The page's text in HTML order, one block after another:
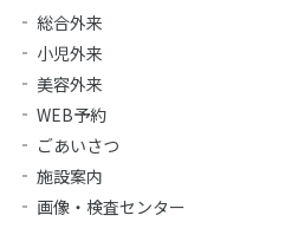
総合外来
小児外来
美容外来
WEB予約
ごあいさつ
施設案内
画像・検査センター